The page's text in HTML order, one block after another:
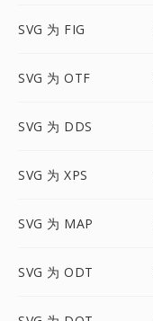
SVG 为 FIG
SVG 为 OTF
SVG 为 DDS
SVG 为 XPS
SVG 为 MAP
SVG 为 ODT